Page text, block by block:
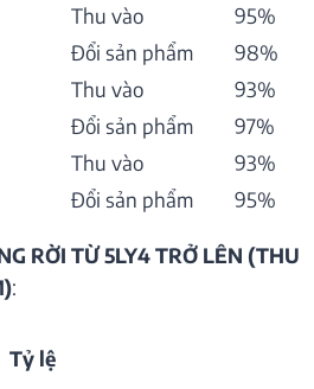
Thu vào
95%
Đổi sản phẩm
98%
Thu vào
93%
Đổi sản phẩm
97%
Thu vào
93%
Đổi sản phẩm
95%
RỜI TỪ 5LY4 TRỞ LÊN (THU
:
Tỷ lệ